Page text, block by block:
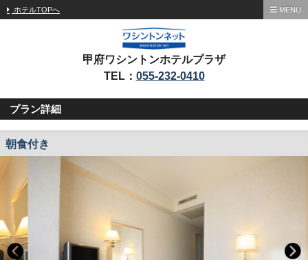
ホテルTOPへ MENU
甲府ワシントンホテルプラザ
TEL： 055-232-0410
プラン詳細
朝食付き